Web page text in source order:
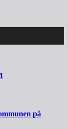
på